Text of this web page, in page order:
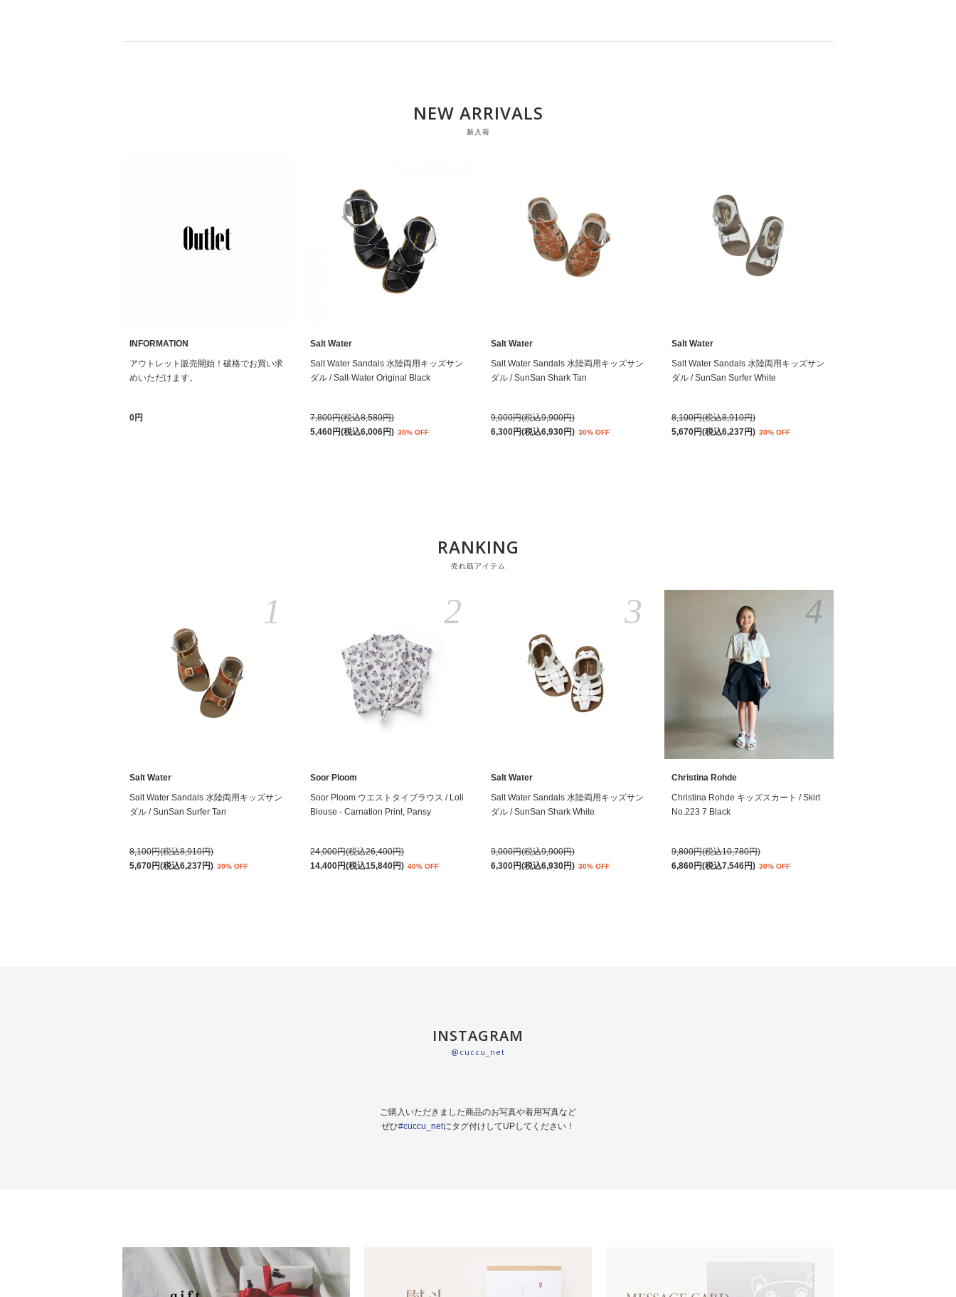
NEW ARRIVALS
新入荷
INFORMATION
アウトレット販売開始！破格でお買い求
めいただけます。
0円
Salt Water
Salt Water Sandals 水陸両用キッズサン
ダル / Salt-Water Original Black
7,800円(税込8,580円)
5,460円(税込6,006円) 30% OFF
Salt Water
Salt Water Sandals 水陸両用キッズサン
ダル / SunSan Shark Tan
9,000円(税込9,900円)
6,300円(税込6,930円) 30% OFF
Salt Water
Salt Water Sandals 水陸両用キッズサン
ダル / SunSan Surfer White
8,100円(税込8,910円)
5,670円(税込6,237円) 30% OFF
RANKING
売れ筋アイテム
Salt Water
Salt Water Sandals 水陸両用キッズサン
ダル / SunSan Surfer Tan
8,100円(税込8,910円)
5,670円(税込6,237円) 30% OFF
1
Soor Ploom
Soor Ploom ウエストタイブラウス / Loli
Blouse - Carnation Print, Pansy
24,000円(税込26,400円)
14,400円(税込15,840円) 40% OFF
2
Salt Water
Salt Water Sandals 水陸両用キッズサン
ダル / SunSan Shark White
9,000円(税込9,900円)
6,300円(税込6,930円) 30% OFF
3
Christina Rohde
Christina Rohde キッズスカート / Skirt
No.223 7 Black
9,800円(税込10,780円)
6,860円(税込7,546円) 30% OFF
4
INSTAGRAM
@cuccu_net
ご購入いただきました商品のお写真や着用写真など
ぜひ#cuccu_netにタグ付けしてUPしてください！